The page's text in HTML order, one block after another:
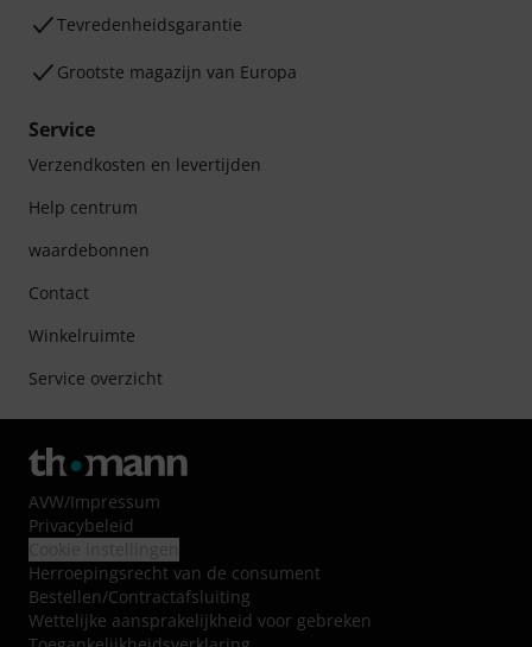
Tevredenheidsgarantie
Grootste magazijn van Europa
Service
Verzendkosten en levertijden
Help centrum
waardebonnen
Contact
Winkelruimte
Service overzicht
AVW/Impressum
Privacybeleid
Herroepingsrecht van de consument
Bestellen/Contractafsluiting
Wettelijke aansprakelijkheid voor gebreken